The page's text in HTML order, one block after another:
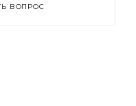
ВОПРОС